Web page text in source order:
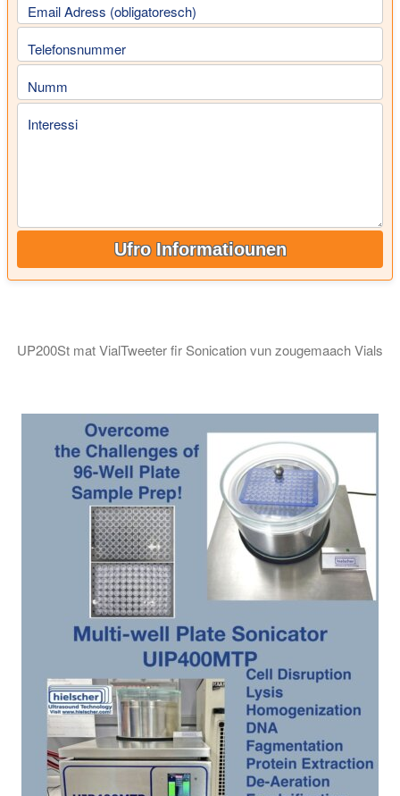
Email Adress (obligatoresch)
Telefonsnummer
Numm
Interessi
Ufro Informatiounen
UP200St mat VialTweeter fir Sonication vun zougemaach Vials